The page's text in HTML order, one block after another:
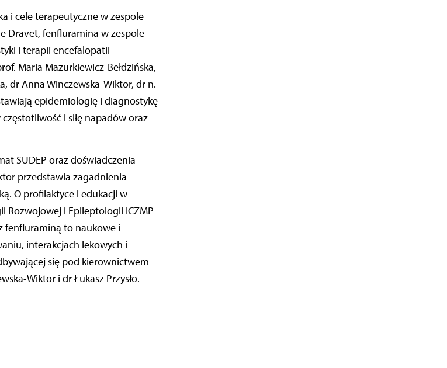
i cele terapeutyczne w zespole
Dravet, fenfluramina w zespole
i terapii encefalopatii
Maria Mazurkiewicz-Bełdzińska,
dr Anna Winczewska-Wiktor, dr n.
epidemiologię i diagnostykę
i siłę napadów oraz
SUDEP oraz doświadczenia
przedstawia zagadnienia
O profilaktyce i edukacji w
Rozwojowej i Epileptologii ICZMP
fenfluraminą to naukowe i
interakcjach lekowych i
się pod kierownictwem
Wiktor i dr Łukasz Przysło.